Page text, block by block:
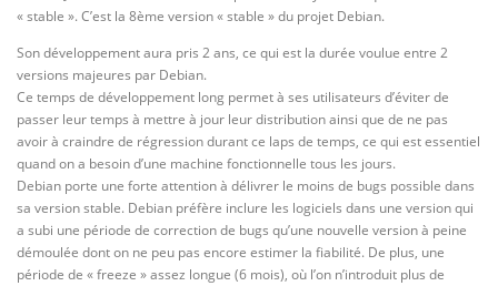
« stable ». C’est la 8ème version « stable » du projet Debian.
Son développement aura pris 2 ans, ce qui est la durée voulue entre 2
versions majeures par Debian.
Ce temps de développement long permet à ses utilisateurs d’éviter de
passer leur temps à mettre à jour leur distribution ainsi que de ne pas
avoir à craindre de régression durant ce laps de temps, ce qui est essentiel
quand on a besoin d’une machine fonctionnelle tous les jours.
Debian porte une forte attention à délivrer le moins de bugs possible dans
sa version stable. Debian préfère inclure les logiciels dans une version qui
a subi une période de correction de bugs qu’une nouvelle version à peine
démoulée dont on ne peu pas encore estimer la fiabilité. De plus, une
période de « freeze » assez longue (6 mois), où l’on n’introduit plus de